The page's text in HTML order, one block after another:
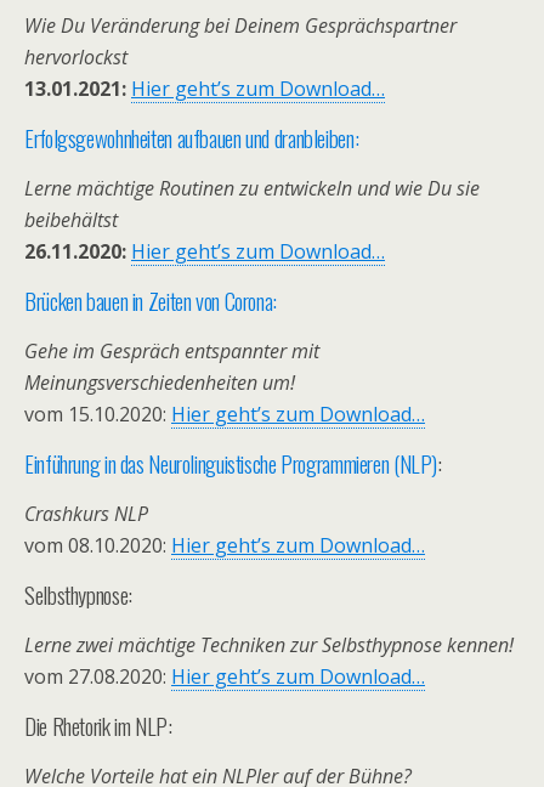
Wie Du Veränderung bei Deinem Gesprächspartner
hervorlockst
13.01.2021: Hier geht’s zum Download…
Erfolgsgewohnheiten aufbauen und dranbleiben:
Lerne mächtige Routinen zu entwickeln und wie Du sie
beibehältst
26.11.2020: Hier geht’s zum Download…
Brücken bauen in Zeiten von Corona:
Gehe im Gespräch entspannter mit
Meinungsverschiedenheiten um!
vom 15.10.2020: Hier geht’s zum Download…
Einführung in das Neurolinguistische Programmieren (NLP):
Crashkurs NLP
vom 08.10.2020: Hier geht’s zum Download…
Selbsthypnose:
Lerne zwei mächtige Techniken zur Selbsthypnose kennen!
vom 27.08.2020: Hier geht’s zum Download…
Die Rhetorik im NLP:
Welche Vorteile hat ein NLPler auf der Bühne?